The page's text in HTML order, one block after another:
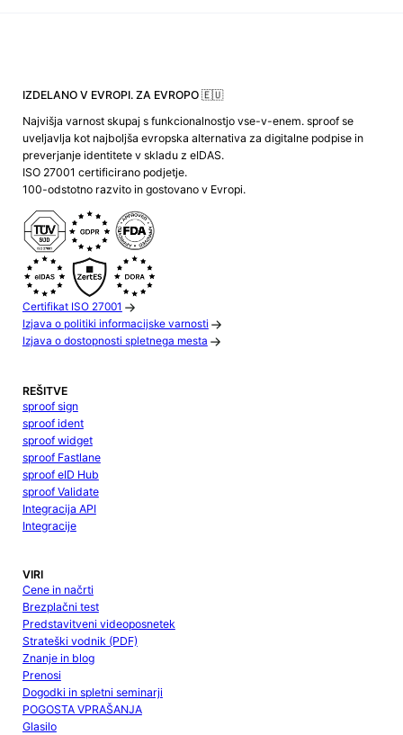
IZDELANO V EVROPI. ZA EVROPO 🇪🇺
Najvišja varnost skupaj s funkcionalnostjo vse-v-enem. sproof se
uveljavlja kot najboljša evropska alternativa za digitalne podpise in
preverjanje identitete v skladu z eIDAS.
ISO 27001 certificirano podjetje.
100-odstotno razvito in gostovano v Evropi.
Certifikat ISO 27001
Izjava o politiki informacijske varnosti
Izjava o dostopnosti spletnega mesta
REŠITVE
sproof sign
sproof ident
sproof widget
sproof Fastlane
sproof eID Hub
sproof Validate
Integracija API
Integracije
VIRI
Cene in načrti
Brezplačni test
Predstavitveni videoposnetek
Strateški vodnik (PDF)
Znanje in blog
Prenosi
Dogodki in spletni seminarji
POGOSTA VPRAŠANJA
Glasilo